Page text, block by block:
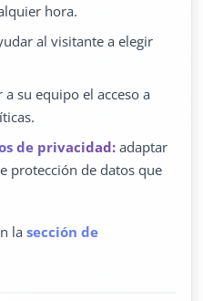
hora.
al visitante a elegir
a su equipo el acceso a
de privacidad: adaptar
protección de datos que
la sección de